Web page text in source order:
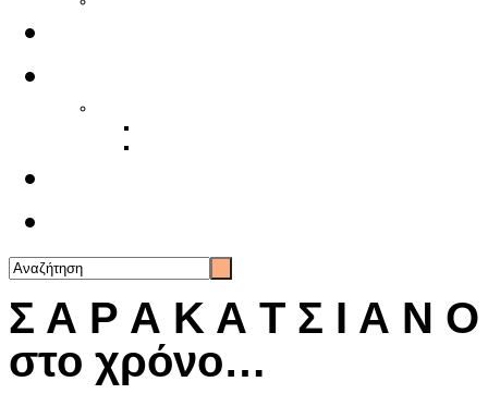
Σ Α Ρ Α Κ Α Τ Σ Ι Α Ν Ο
στο χρόνο…